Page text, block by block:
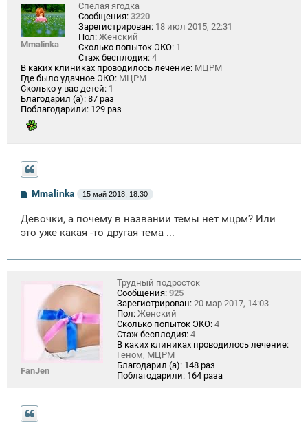
Mmalinka
Спелая ягодка
Сообщения: 3220
Зарегистрирован: 18 июл 2015, 22:31
Пол: Женский
Сколько попыток ЭКО: 1
Стаж бесплодия: 4
В каких клиниках проводилось лечение: МЦРМ
Где было удачное ЭКО: МЦРМ
Сколько у вас детей: 1
Благодарил (а): 87 раз
Поблагодарили: 129 раз
С
б
щ
и
Mmalinka 15 май 2018, 18:30
Девочки, а почему в названии темы нет мцрм? Или
это уже какая -то другая тема ...
FanJen
Трудный подросток
Сообщения: 925
Зарегистрирован: 20 мар 2017, 14:03
Пол: Женский
Сколько попыток ЭКО: 4
Стаж бесплодия: 4
В каких клиниках проводилось лечение:
Геном, МЦРМ
Благодарил (а): 148 раз
Поблагодарили: 164 раза